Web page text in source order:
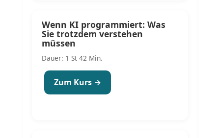
Wenn KI programmiert: Was
Sie trotzdem verstehen
müssen
Dauer: 1 St 42 Min.
Zum Kurs →